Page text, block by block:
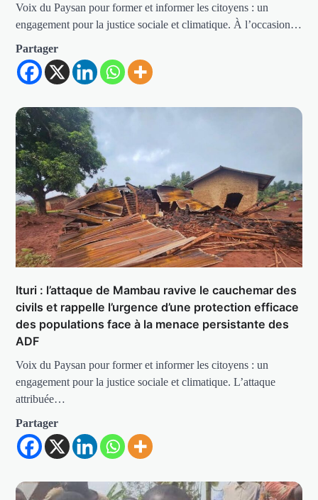
Voix du Paysan pour former et informer les citoyens : un
engagement pour la justice sociale et climatique. À l’occasion…
Partager
Ituri : l’attaque de Mambau ravive le cauchemar des
civils et rappelle l’urgence d’une protection efficace
des populations face à la menace persistante des
ADF
Voix du Paysan pour former et informer les citoyens : un
engagement pour la justice sociale et climatique. L’attaque
attribuée…
Partager